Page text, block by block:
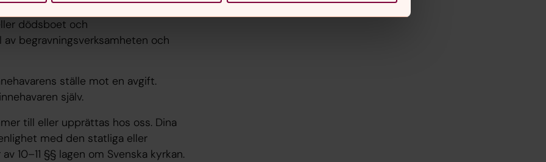
avtal mellan gravrättsinnehavaren /
dödsboet och
begravningsverksamheten och
ställe mot en avgift.
själv.
till eller upprättas hos oss. Dina
med den statliga eller
10–11 §§ lagen om Svenska kyrkan.